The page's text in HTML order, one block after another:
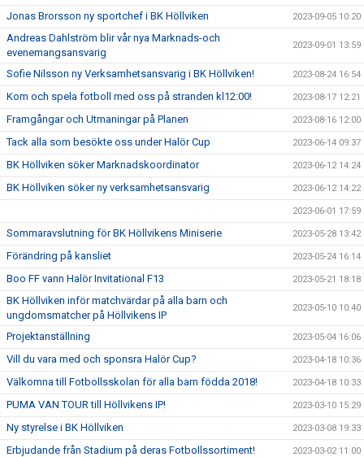
Jonas Brorsson ny sportchef i BK Höllviken 2023-09-05 10:20
Andreas Dahlström blir vår nya Marknads-och
evenemangsansvarig
2023-09-01 13:59
Sofie Nilsson ny Verksamhetsansvarig i BK Höllviken! 2023-08-24 16:54
Kom och spela fotboll med oss på stranden kl12:00! 2023-08-17 12:21
Framgångar och Utmaningar på Planen 2023-08-16 12:00
Tack alla som besökte oss under Halör Cup 2023-06-14 09:37
BK Höllviken söker Marknadskoordinator 2023-06-12 14:24
BK Höllviken söker ny verksamhetsansvarig 2023-06-12 14:22
2023-06-01 17:59
Sommaravslutning för BK Höllvikens Miniserie 2023-05-28 13:42
Förändring på kansliet 2023-05-24 16:14
Boo FF vann Halör Invitational F13 2023-05-21 18:18
BK Höllviken inför matchvärdar på alla barn och
ungdomsmatcher på Höllvikens IP
2023-05-10 10:40
Projektanställning 2023-05-04 16:06
Vill du vara med och sponsra Halör Cup? 2023-04-18 10:36
Välkomna till Fotbollsskolan för alla barn födda 2018! 2023-04-18 10:33
PUMA VAN TOUR till Höllvikens IP! 2023-03-10 15:29
Ny styrelse i BK Höllviken 2023-03-08 19:33
Erbjudande från Stadium på deras Fotbollssortiment! 2023-03-02 11:00